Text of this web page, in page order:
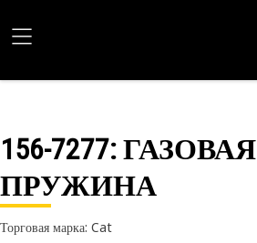
156-7277: ГАЗОВАЯ
ПРУЖИНА
Торговая марка: Cat